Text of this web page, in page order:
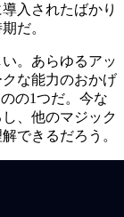
入されたばかり
だ。
。あらゆるアッ
な能力のおかげ
の1つだ。今な
、他のマジック
できるだろう。